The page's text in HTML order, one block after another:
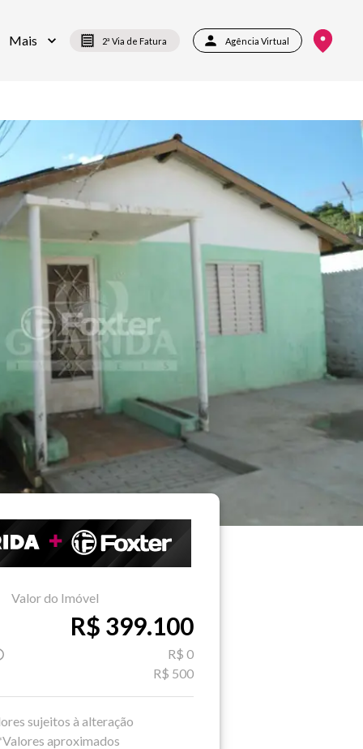
Mais 2ª Via de Fatura Agência Virtual
Valor do Imóvel
R$ 399.100
R$ 0
R$ 500
sujeitos à alteração
aproximados